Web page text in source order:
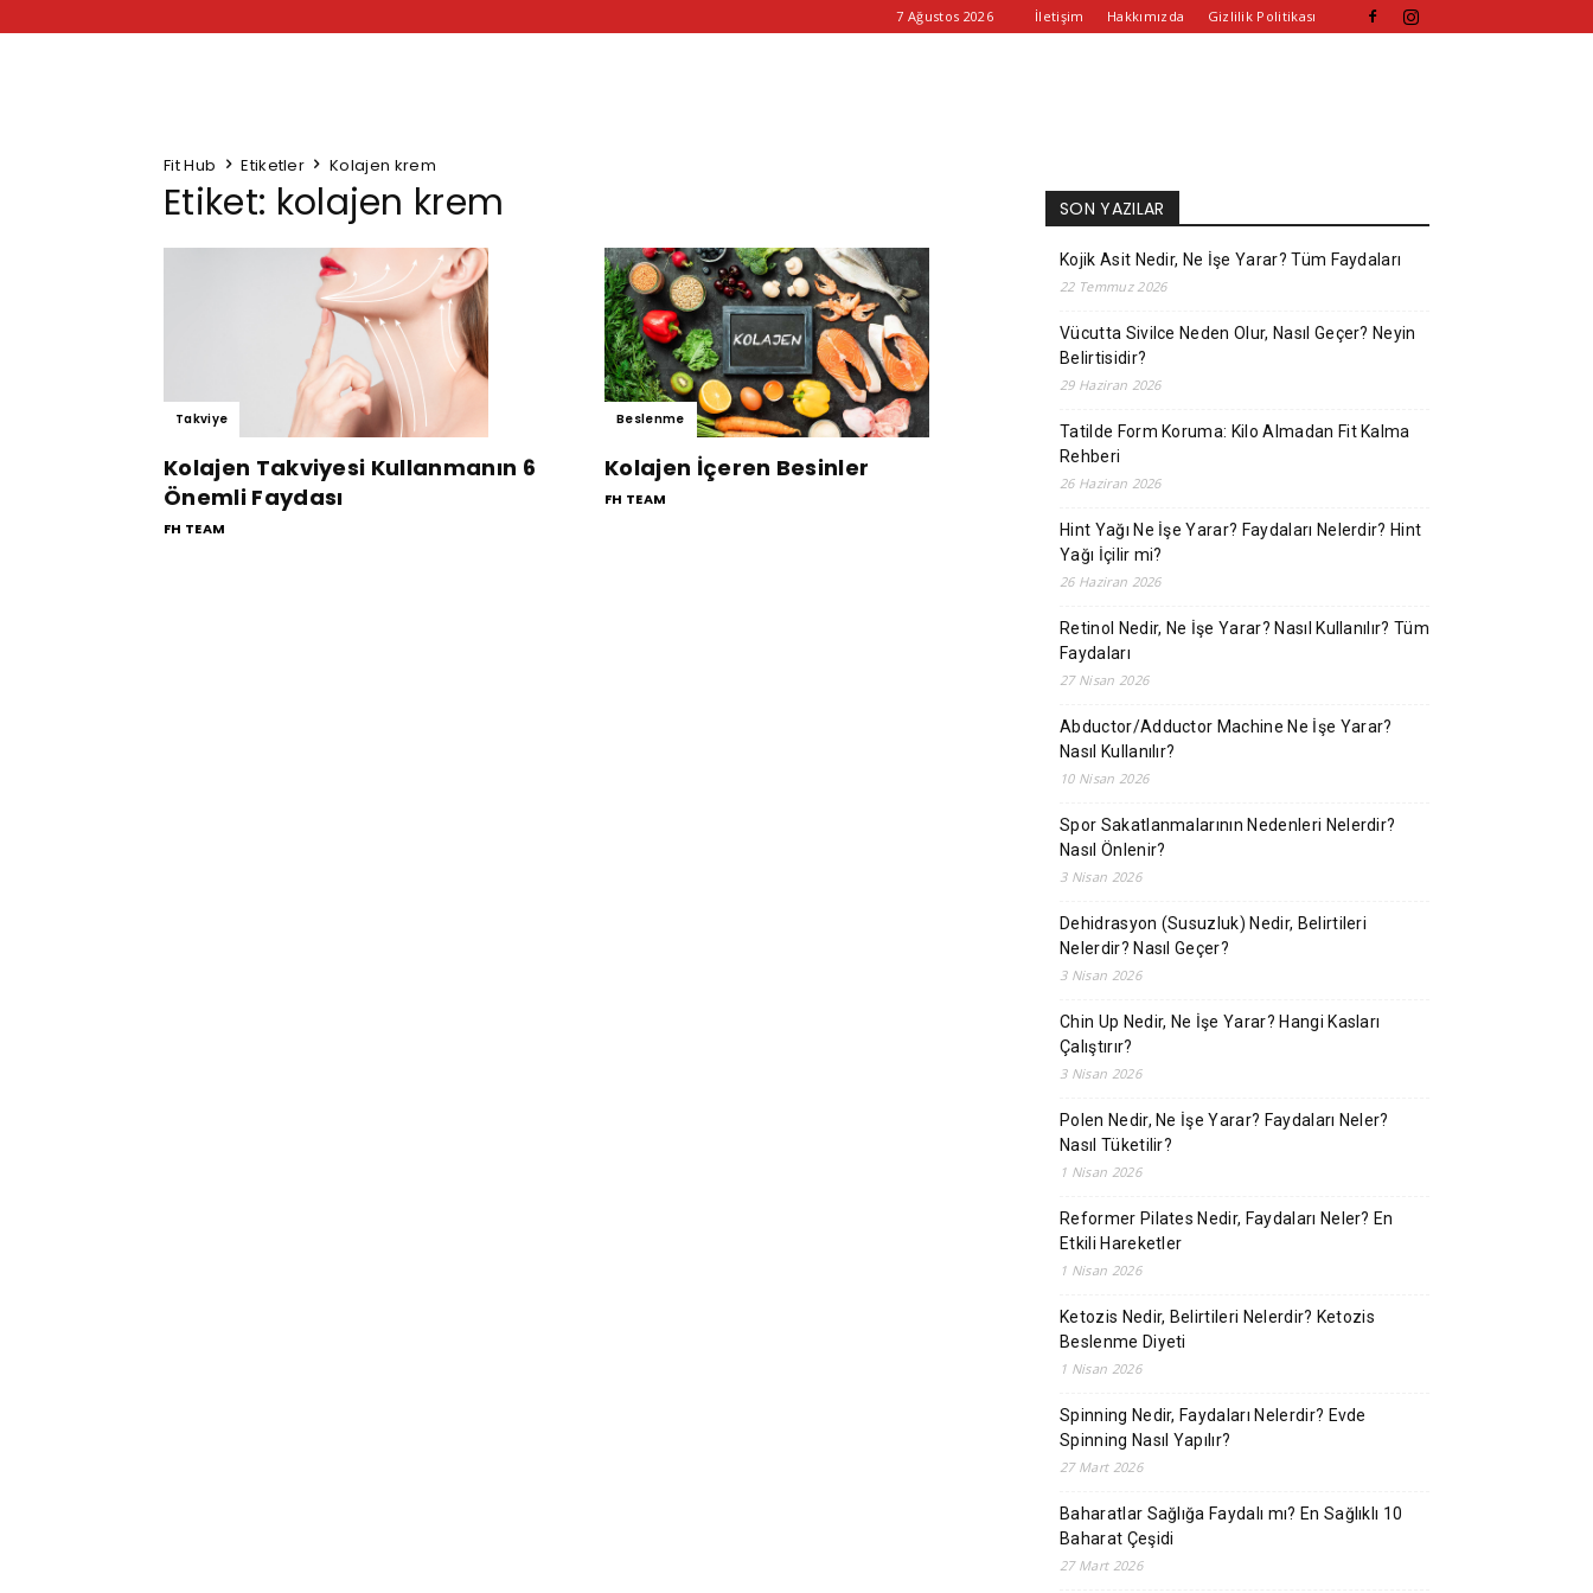
7 Ağustos 2026 İletişim Hakkımızda Gizlilik Politikası
Fit Hub Etiketler Kolajen krem
Etiket: kolajen krem
Takviye
Kolajen Takviyesi Kullanmanın 6
Önemli Faydası
FH TEAM
Beslenme
Kolajen İçeren Besinler
FH TEAM
SON YAZILAR
Kojik Asit Nedir, Ne İşe Yarar? Tüm Faydaları
22 Temmuz 2026
Vücutta Sivilce Neden Olur, Nasıl Geçer? Neyin
Belirtisidir?
29 Haziran 2026
Tatilde Form Koruma: Kilo Almadan Fit Kalma
Rehberi
26 Haziran 2026
Hint Yağı Ne İşe Yarar? Faydaları Nelerdir? Hint
Yağı İçilir mi?
26 Haziran 2026
Retinol Nedir, Ne İşe Yarar? Nasıl Kullanılır? Tüm
Faydaları
27 Nisan 2026
Abductor/Adductor Machine Ne İşe Yarar?
Nasıl Kullanılır?
10 Nisan 2026
Spor Sakatlanmalarının Nedenleri Nelerdir?
Nasıl Önlenir?
3 Nisan 2026
Dehidrasyon (Susuzluk) Nedir, Belirtileri
Nelerdir? Nasıl Geçer?
3 Nisan 2026
Chin Up Nedir, Ne İşe Yarar? Hangi Kasları
Çalıştırır?
3 Nisan 2026
Polen Nedir, Ne İşe Yarar? Faydaları Neler?
Nasıl Tüketilir?
1 Nisan 2026
Reformer Pilates Nedir, Faydaları Neler? En
Etkili Hareketler
1 Nisan 2026
Ketozis Nedir, Belirtileri Nelerdir? Ketozis
Beslenme Diyeti
1 Nisan 2026
Spinning Nedir, Faydaları Nelerdir? Evde
Spinning Nasıl Yapılır?
27 Mart 2026
Baharatlar Sağlığa Faydalı mı? En Sağlıklı 10
Baharat Çeşidi
27 Mart 2026